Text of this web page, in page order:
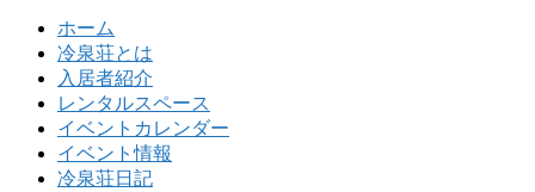
ホーム
冷泉荘とは
入居者紹介
レンタルスペース
イベントカレンダー
イベント情報
冷泉荘日記